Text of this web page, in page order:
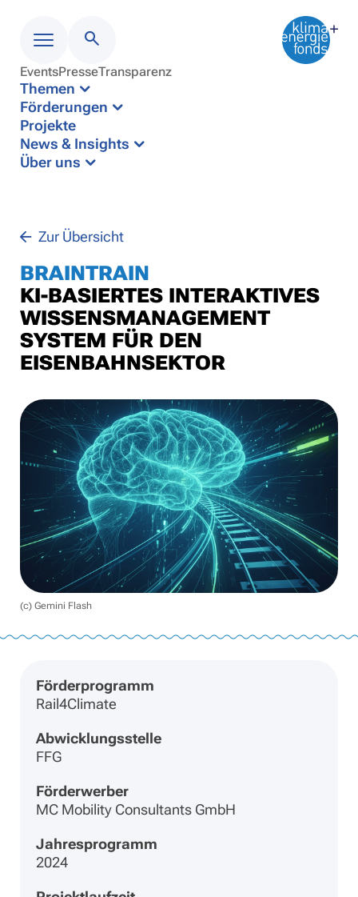
Menü
EventsPresseTransparenz
Themen
Förderungen
Projekte
News & Insights
Über uns
Zur Übersicht
BRAINTRAIN
KI-BASIERTES INTERAKTIVES
WISSENSMANAGEMENT
SYSTEM FÜR DEN
EISENBAHNSEKTOR
(c) Gemini Flash
Förderprogramm
Rail4Climate
Abwicklungsstelle
FFG
Förderwerber
MC Mobility Consultants GmbH
Jahresprogramm
2024